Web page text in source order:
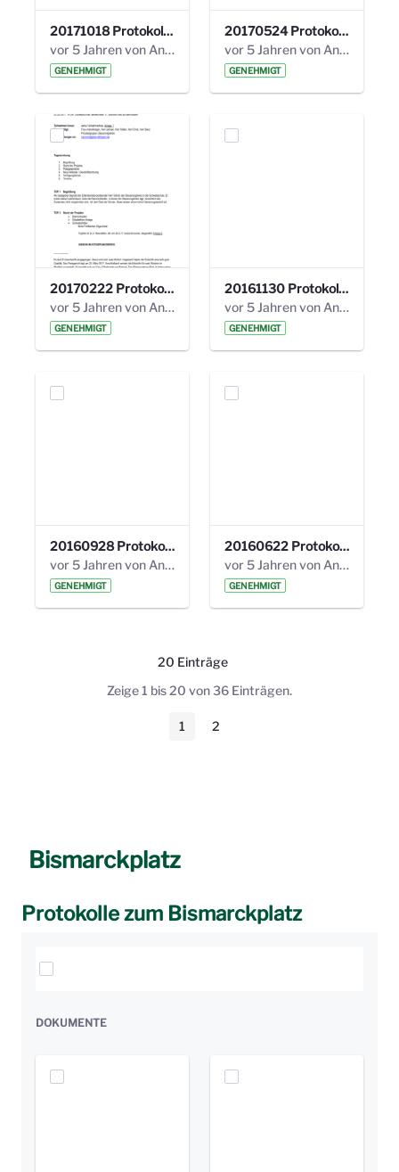
20171018 Protokoll 21. Steuerungskreis.pdf
vor 5 Jahren von Anni Schlumberger
GENEHMIGT
20170524 Protokoll 20. Steuerungskreis.pdf
vor 5 Jahren von Anni Schlumberger
GENEHMIGT
20170222 Protokoll 19. Steuerungskreis.pdf
vor 5 Jahren von Anni Schlumberger
GENEHMIGT
20161130 Protokoll 18. Steuerungskreis.pdf
vor 5 Jahren von Anni Schlumberger
GENEHMIGT
20160928 Protokoll 17. Steuerungskreis.pdf
vor 5 Jahren von Anni Schlumberger
GENEHMIGT
20160622 Protokoll 16. Steuerungskreis.pdf
vor 5 Jahren von Anni Schlumberger
GENEHMIGT
20 Einträge
Pro Seite
Zeige 1 bis 20 von 36 Einträgen.
Seite
1 Seite
2
Bismarckplatz
Protokolle zum Bismarckplatz
Elemente auswählen
DOKUMENTE